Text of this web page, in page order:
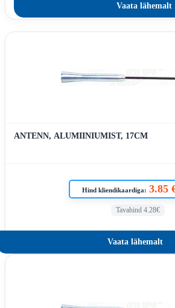
Vaata lähemalt
ANTENN, ALUMIINIUMIST, 17CM
Hind kliendikaardiga: 3.85
Tavahind 4.28€
Vaata lähemalt